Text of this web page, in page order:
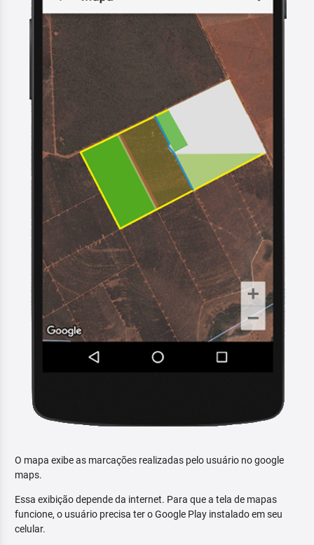
O mapa exibe as marcações realizadas pelo usuário no google
maps.
Essa exibição depende da internet. Para que a tela de mapas
funcione, o usuário precisa ter o Google Play instalado em seu
celular.